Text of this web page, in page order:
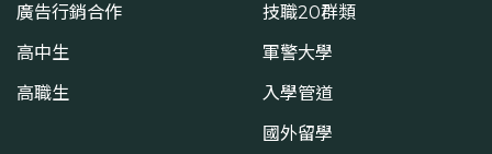
廣告行銷合作
高中生
高職生
技職20群類
軍警大學
入學管道
國外留學